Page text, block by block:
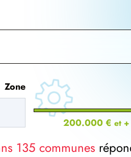
Zone
200.000 € et +
135 communes